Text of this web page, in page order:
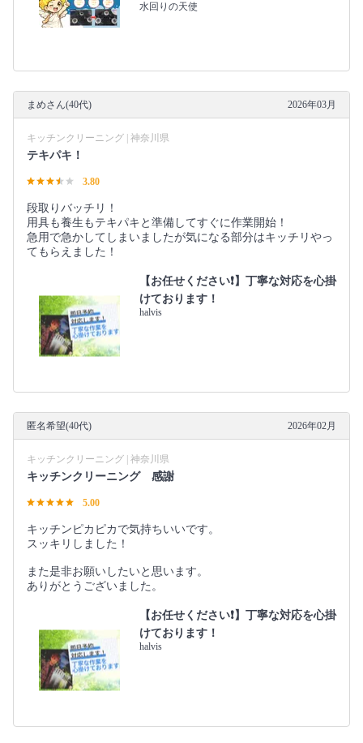
水回りの天使
まめさん(40代) 2026年03月
キッチンクリーニング | 神奈川県
テキパキ！
3.80
段取りバッチリ！
用具も養生もテキパキと準備してすぐに作業開始！
急用で急かしてしまいましたが気になる部分はキッチリやっ
てもらえました！
【お任せください❗️】丁寧な対応を心掛
けております！
halvis
匿名希望(40代) 2026年02月
キッチンクリーニング | 神奈川県
キッチンクリーニング 感謝
5.00
キッチンピカピカで気持ちいいです。
スッキリしました！
また是非お願いしたいと思います。
ありがとうございました。
【お任せください❗️】丁寧な対応を心掛
けております！
halvis